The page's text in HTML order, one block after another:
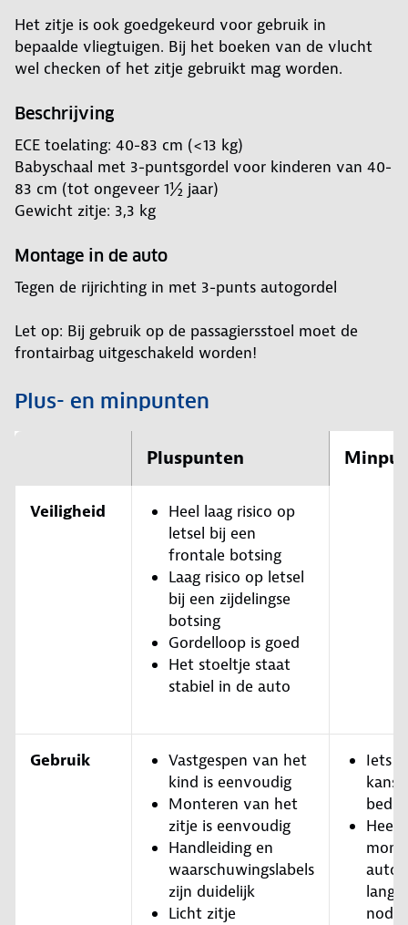
Het zitje is ook goedgekeurd voor gebruik in
bepaalde vliegtuigen. Bij het boeken van de vlucht
wel checken of het zitje gebruikt mag worden.
Beschrijving
ECE toelating: 40-83 cm (<13 kg)
Babyschaal met 3-puntsgordel voor kinderen van 40-
83 cm (tot ongeveer 1½ jaar)
Gewicht zitje: 3,3 kg
Montage in de auto
Tegen de rijrichting in met 3-punts autogordel
Let op: Bij gebruik op de passagiersstoel moet de
frontairbag uitgeschakeld worden!
Plus- en minpunten
Pluspunten
Veiligheid
Heel laag risico op
letsel bij een
frontale botsing
Laag risico op letsel
bij een zijdelingse
botsing
Gordelloop is goed
Het stoeltje staat
stabiel in de auto
Gebruik
Vastgespen van het
kind is eenvoudig
Monteren van het
zitje is eenvoudig
Handleiding en
waarschuwingslabels
zijn duidelijk
Licht zitje
Iets
kans
nodig